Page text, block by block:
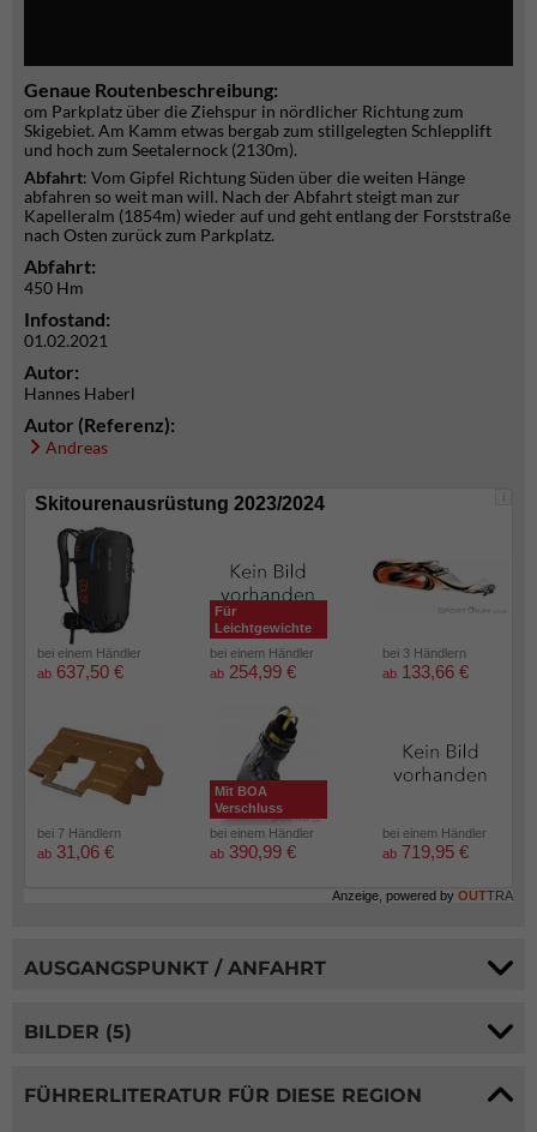
Genaue Routenbeschreibung:
om Parkplatz über die Ziehspur in nördlicher Richtung zum
Skigebiet. Am Kamm etwas bergab zum stillgelegten Schlepplift
und hoch zum Seetalernock (2130m).
Abfahrt: Vom Gipfel Richtung Süden über die weiten Hänge
abfahren so weit man will. Nach der Abfahrt steigt man zur
Kapelleralm (1854m) wieder auf und geht entlang der Forststraße
nach Osten zurück zum Parkplatz.
Abfahrt:
450 Hm
Infostand:
01.02.2021
Autor:
Hannes Haberl
Autor (Referenz):
Andreas
i
Skitourenausrüstung 2023/2024
bei einem Händler
ab 637,50 €
Für
Leichtgewichte
bei einem Händler
ab 254,99 €
bei 3 Händlern
ab 133,66 €
bei 7 Händlern
ab 31,06 €
Mit BOA
Verschluss
bei einem Händler
ab 390,99 €
bei einem Händler
ab 719,95 €
Anzeige, powered by OUTTRA
AUSGANGSPUNKT / ANFAHRT
BILDER (5)
FÜHRERLITERATUR FÜR DIESE REGION